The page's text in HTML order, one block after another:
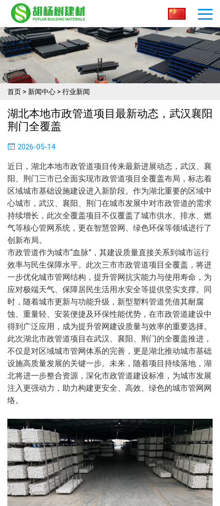
首页 > 新闻中心 > 行业新闻
湖北本地市政管道项目最新动态，武汉襄阳
荆门全覆盖
2026-05-14
近日，湖北本地市政管道项目传来最新进展动态，武汉、襄
阳、荆门三市已全面实现市政管道项目全覆盖布局，标志着
区域城市基础设施建设进入新阶段。作为湖北重要的区域中
心城市，武汉、襄阳、荆门在城市发展中对市政管道的需求
持续增长，此次全覆盖项目不仅覆盖了城市供水、排水、燃
气等核心管网系统，更在智慧管网、绿色环保等领域进行了
创新布局。
市政管道作为城市“血脉”，其建设质量直接关系到城市运行
效率与民生保障水平。此次三市市政管道项目全覆盖，将进
一步优化城市管网结构，提升管网抗灾能力与使用寿命，为
应对极端天气、保障居民生活用水安全等提供坚实支撑。同
时，随着城市更新与功能升级，新型塑料管道凭借其耐腐
蚀、重量轻、安装便捷及环保性能优势，在市政管道建设中
得到广泛应用，成为提升管网建设质量与效率的重要选择。
此次湖北市政管道项目在武汉、襄阳、荆门的全覆盖推进，
不仅是对区域城市管网体系的完善，更是湖北推动城市基础
设施高质量发展的关键一步。未来，随着项目持续落地，湖
北将进一步整合资源，深化市政管道建设标准，为城市发展
注入更强动力，助力构建更安全、高效、绿色的城市管网网
络。